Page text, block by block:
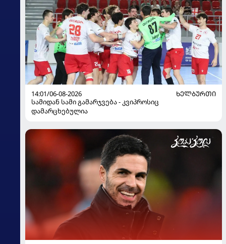
14:01/06-08-2026
ᲮᲔᲚᲑᲣᲠᲗᲘ
სამიდან სამი გამარჯვება - კვიპროსიც
დამარცხებულია